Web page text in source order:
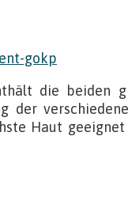
die beiden
der
Haut